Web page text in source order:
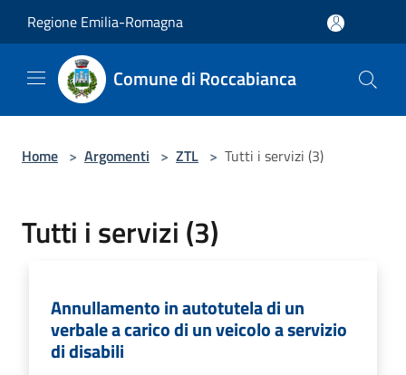
Regione Emilia-Romagna
Comune di Roccabianca
Home > Argomenti > ZTL > Tutti i servizi (3)
Tutti i servizi (3)
Annullamento in autotutela di un
verbale a carico di un veicolo a servizio
di disabili